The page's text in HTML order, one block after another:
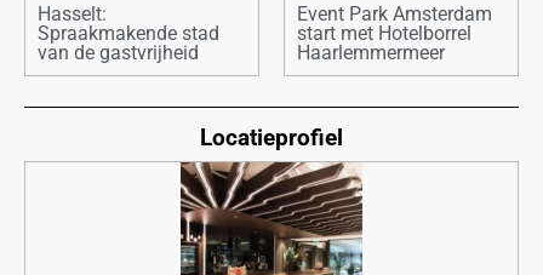
Hasselt:
Spraakmakende stad
van de gastvrijheid
Event Park Amsterdam
start met Hotelborrel
Haarlemmermeer
Locatieprofiel